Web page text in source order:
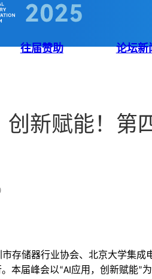
往届赞助 论坛新
新赋能！第
市存储器行业协会、北京大学集成
本届峰会以“AI 应用，创新赋能”